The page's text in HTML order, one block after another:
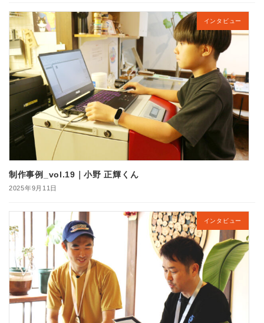
インタビュー
制作事例_vol.19｜小野 正輝くん
2025年9月11日
インタビュー